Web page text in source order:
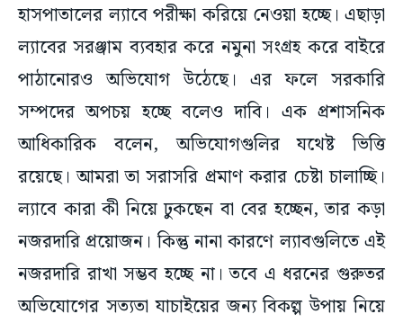
হাসপাতালের ল্যাবে পরীক্ষা করিয়ে নেওয়া হচ্ছে। এছাড়া
ল্যাবের সরঞ্জাম ব্যবহার করে নমুনা সংগ্রহ করে বাইরে
পাঠানোরও অভিযোগ উঠেছে। এর ফলে সরকারি
সম্পদের অপচয় হচ্ছে বলেও দাবি। এক প্রশাসনিক
আধিকারিক বলেন, অভিযোগগুলির যথেষ্ট ভিত্তি
রয়েছে। আমরা তা সরাসরি প্রমাণ করার চেষ্টা চালাচ্ছি।
ল্যাবে কারা কী নিয়ে ঢুকছেন বা বের হচ্ছেন, তার কড়া
নজরদারি প্রয়োজন। কিন্তু নানা কারণে ল্যাবগুলিতে এই
নজরদারি রাখা সম্ভব হচ্ছে না। তবে এ ধরনের গুরুতর
অভিযোগের সত্যতা যাচাইয়ের জন্য বিকল্প উপায় নিয়ে